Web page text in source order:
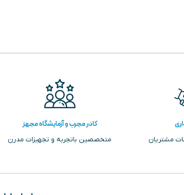
مشتریان
کادر مجرب و آزمایشگاه مجهز
متخصصین باتجربه و تجهیزات مدرن